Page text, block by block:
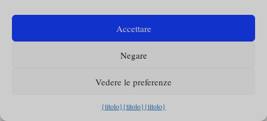
Accettare
Negare
Vedere le preferenze
{titolo}{titolo}{titolo}